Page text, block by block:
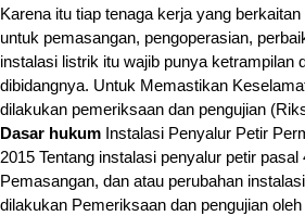
Karena itu tiap tenaga kerja yang
untuk pemasangan, pengoperasian,
instalasi listrik itu wajib punya ketrampilan
dibidangnya. Untuk Memastikan
dilakukan pemeriksaan dan pengujian
Dasar hukum Instalasi Penyalur Petir
2015 Tentang instalasi penyalur petir pasal
Pemasangan, dan atau perubahan
dilakukan Pemeriksaan dan pengujian